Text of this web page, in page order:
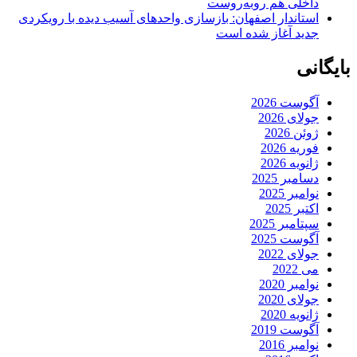
داخلی هم روبه‌روست
استاندار اصفهان: بازسازی واحدهای آسیب دیده با رویکردی
جدید آغاز شده است
بایگانی
آگوست 2026
جولای 2026
ژوئن 2026
فوریه 2026
ژانویه 2026
دسامبر 2025
نوامبر 2025
اکتبر 2025
سپتامبر 2025
آگوست 2025
جولای 2022
می 2022
نوامبر 2020
جولای 2020
ژانویه 2020
آگوست 2019
نوامبر 2016